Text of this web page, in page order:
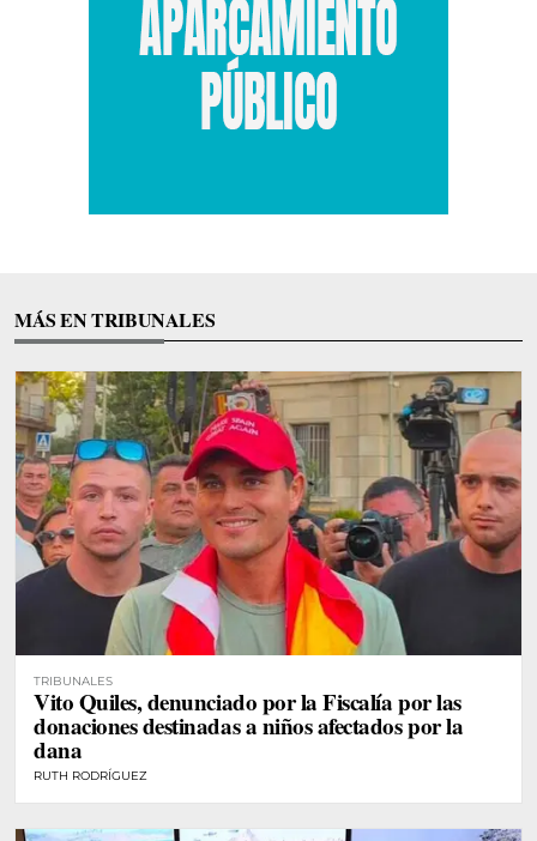
MÁS EN TRIBUNALES
TRIBUNALES
Vito Quiles, denunciado por la Fiscalía por las
donaciones destinadas a niños afectados por la
dana
RUTH RODRÍGUEZ